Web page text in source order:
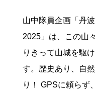
山中隊員企画「丹
2025」は、この山
りきって山城を駆
す。歴史あり、自
り！ GPSに頼らず